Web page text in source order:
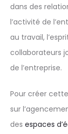
dans des
l’activité de
au travail,
collaborateurs
de l’entreprise.
Pour créer
sur
des espaces